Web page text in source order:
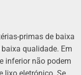
primas de baixa
qualidade. Em
inferior não podem